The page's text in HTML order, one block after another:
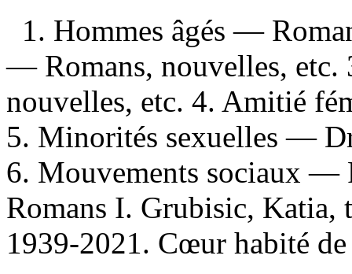
1. Hommes âgés —
— Romans, nouvelles, etc.
nouvelles, etc. 4. Amitié
5. Minorités sexuelles —
6. Mouvements sociaux —
Romans I. Grubisic,
1939-2021. Cœur habité